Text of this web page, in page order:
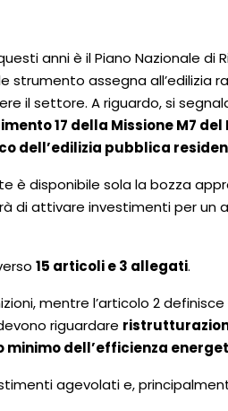
anni è il Piano Nazionale di
strumento assegna all’edilizia
il settore. A riguardo, si
17 della Missione M7 del
dell’edilizia pubblica
è disponibile sola la bozza
di attivare investimenti per un
15 articoli e 3 allegati.
mentre l’articolo 2
riguardare
dell’efficienza
agevolati e,